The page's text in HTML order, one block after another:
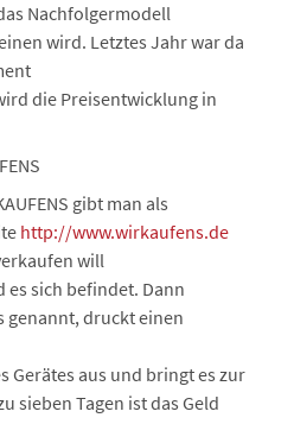
Nachfolgermodell
wird. Letztes Jahr war da
die Preisentwicklung in
gibt man als
http://www.wirkaufens.de
will
es sich befindet. Dann
genannt, druckt einen
Gerätes aus und bringt es zur
sieben Tagen ist das Geld